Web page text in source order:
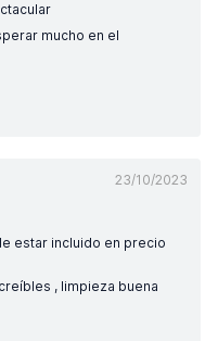
mucho en el
23/10/2023
estar incluido en precio
, limpieza buena